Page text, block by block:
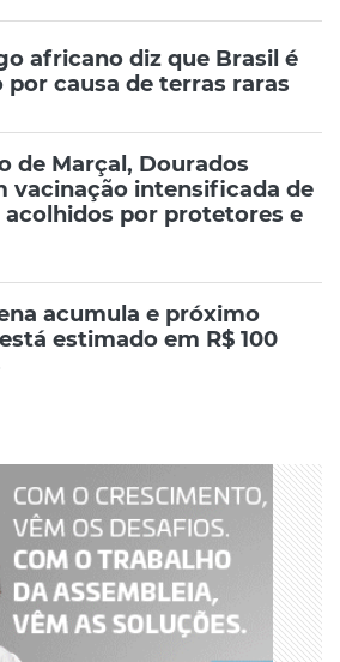
africano diz que Brasil é
por causa de terras raras
de Marçal, Dourados
vacinação intensificada de
acolhidos por protetores e
acumula e próximo
estimado em R$ 100